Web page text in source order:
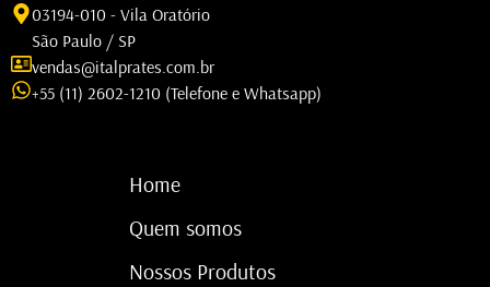
03194-010 - Vila Oratório
São Paulo / SP
vendas@italprates.com.br
+55 (11) 2602-1210 (Telefone e Whatsapp)
Home
Quem somos
Nossos Produtos